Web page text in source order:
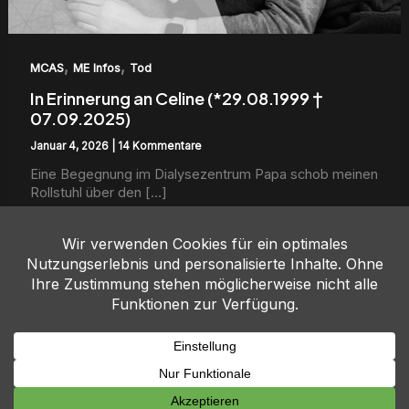
MCAS,ME Infos, Tod
In Erinnerung an Celine (*29.08.1999 †
07.09.2025)
Januar 4, 2026 14 Kommentare
Eine Begeg­nung im Dial­y­sezen­trum Papa schob meinen
Roll­stuhl über den […]
Weiterlesen...
Impressum